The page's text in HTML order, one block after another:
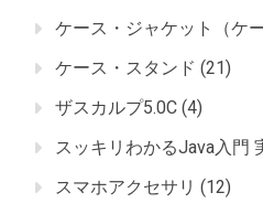
ケース・ジャケット（ケ
ケース・スタンド (21)
ザスカルプ5.0C (4)
スッキリわかるJava入門
スマホアクセサリ (12)